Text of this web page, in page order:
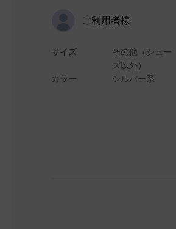
ご利用者様
サイズ
カラー
その他（シュー
ズ以外）
シルバー系